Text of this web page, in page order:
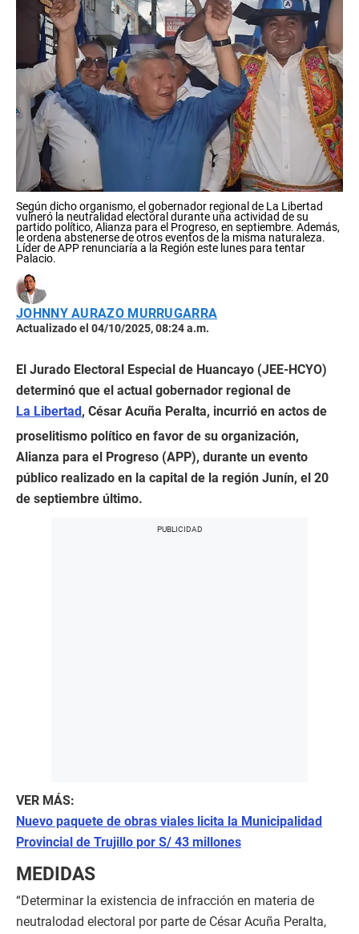
Según dicho organismo, el gobernador regional de La Libertad
vulneró la neutralidad electoral durante una actividad de su
partido político, Alianza para el Progreso, en septiembre. Además,
le ordena abstenerse de otros eventos de la misma naturaleza.
Líder de APP renunciaría a la Región este lunes para tentar
Palacio.
JOHNNY AURAZO MURRUGARRA
Actualizado el 04/10/2025, 08:24 a.m.
El Jurado Electoral Especial de Huancayo (JEE-HCYO)
determinó que el actual gobernador regional de
La Libertad , César Acuña Peralta, incurrió en actos de
proselitismo político en favor de su organización,
Alianza para el Progreso (APP), durante un evento
público realizado en la capital de la región Junín, el 20
de septiembre último.
VER MÁS:
Nuevo paquete de obras viales licita la Municipalidad
Provincial de Trujillo por S/ 43 millones
MEDIDAS
“Determinar la existencia de infracción en materia de
neutralodad electoral por parte de César Acuña Peralta,